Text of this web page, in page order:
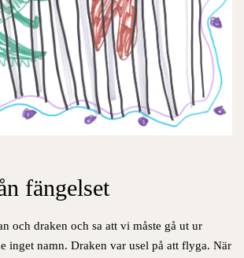
fängelset
och draken och sa att vi måste gå ut ur
inget namn. Draken var usel på att flyga. När